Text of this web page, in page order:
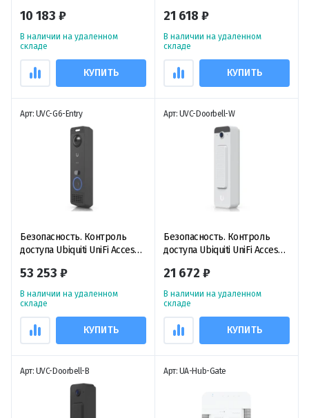
уличная всенаправленная
антенна для усиления USL-
Gateway/UP-SuperLink
10 183 ₽
В наличии на удаленном
складе
КУПИТЬ
сирена 110 дБ с подсветкой
и питанием от батареи или
постоянного тока
21 618 ₽
В наличии на удаленном
складе
КУПИТЬ
Арт: UVC-G6-Entry
Безопасность. Контроль
доступа Ubiquiti UniFi Access
видеодомофон с 2-мя
камерами и NFC/Bluetooth
считывателем
53 253 ₽
В наличии на удаленном
складе
КУПИТЬ
Арт: UVC-Doorbell-W
Безопасность. Контроль
доступа Ubiquiti UniFi Access
видеодомофон 5 Мп с
поддержкой PoE и
двусторонней аудиосвязью
21 672 ₽
В наличии на удаленном
складе
КУПИТЬ
Арт: UVC-Doorbell-B Арт: UA-Hub-Gate